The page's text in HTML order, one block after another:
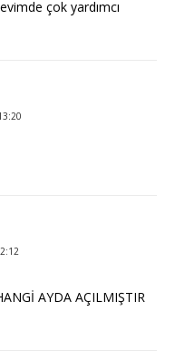
çok yardımcı
AYDA AÇILMIŞTIR